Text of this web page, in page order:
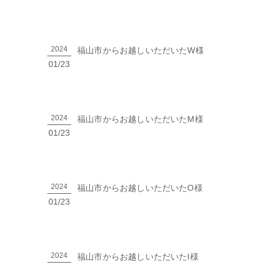
2024
01/23
福山市からお越しいただいたW様
2024
01/23
福山市からお越しいただいたM様
2024
01/23
福山市からお越しいただいたO様
2024 福山市からお越しいただいたI様